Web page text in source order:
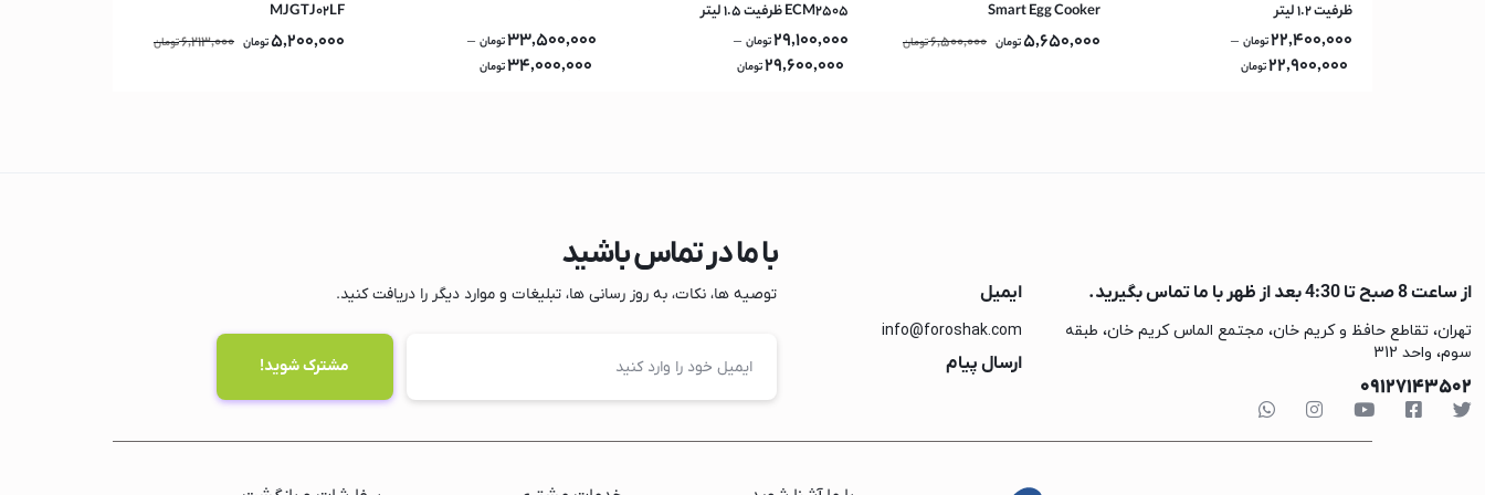
جارو برقی پاکشوما
جارو برقی پاناسونیک
بخاری برقی
اسپرسو ساز
لوازم جانبی اسپرسوساز
اسپرسوساز اسمگ
ظرفیت ۱.۲ لیتر
22,400,000تومان –
22,900,000تومان
Smart Egg Cooker
5,650,000تومان 6,500,000تومان
ECM2505 ظرفیت ۱.۵ لیتر
29,100,000تومان –
29,600,000تومان
33,500,000تومان –
34,000,000تومان
MJGTJ02LF
5,200,000تومان 6,213,000تومان
از ساعت 8 صبح تا 4:30 بعد از ظهر با ما تماس بگیرید.
تهران، تقاطع حافظ و کریم خان، مجتمع الماس کریم خان، طبقه
سوم، واحد 312
09127143502
ایمیل
info@foroshak.com
ارسال پیام
با ما در تماس باشید
توصیه ها، نکات، به روز رسانی ها، تبلیغات و موارد دیگر را دریافت کنید.